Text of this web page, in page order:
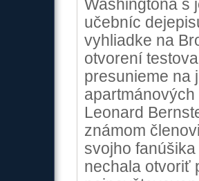
Washingtona s
učebníc
vyhliadke na
otvorení
presunieme na
Leonard
známom
svojho
nechala otvoriť